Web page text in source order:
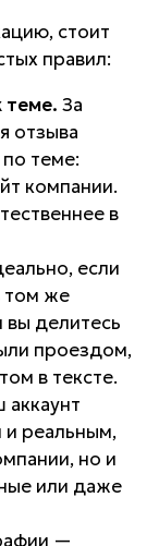
стоит
правил:
теме. За
отзыва
теме:
компании.
в
если
том же
вы делитесь
проездом,
в тексте.
аккаунт
и реальным,
но и
или даже
—